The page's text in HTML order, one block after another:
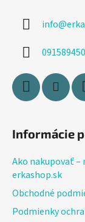
info@
Informácie
Ako nakupovať –
erkashop.sk
Obchodné
Podmienky